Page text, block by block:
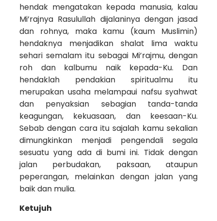
hendak me­ngatakan kepada manusia, kalau
Mi’rajnya Rasu­lullah dijalaninya dengan jasad
dan rohnya, maka kamu (kaum Muslimin)
hendaknya menjadikan shalat lima waktu
sehari semalam itu sebagai Mi’raj­mu, dengan
roh dan kalbumu naik kepada-Ku. Dan
hendaklah pendakian spiritualmu itu
merupakan usaha melampaui nafsu syahwat
dan penyaksian sebagian tanda-tanda
keagungan, kekuasaan, dan keesaan-Ku.
Sebab dengan cara itu sajalah kamu sekalian
dimungkinkan menjadi pengendali segala
sesuatu yang ada di bumi ini. Tidak dengan
jalan perbudakan, paksaan, ataupun
peperangan, melain­kan dengan jalan yang
baik dan mulia.
Ketujuh